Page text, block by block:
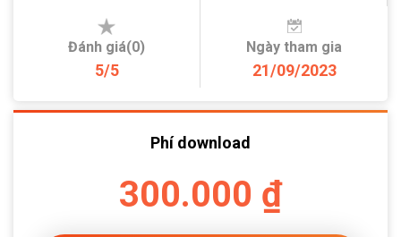
Đánh giá(0)
5/5
Ngày tham gia
21/09/2023
Phí download
300.000 ₫